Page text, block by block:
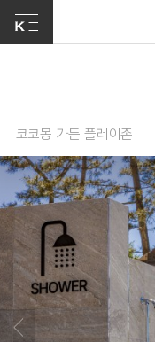
코코몽 가든 플레이존